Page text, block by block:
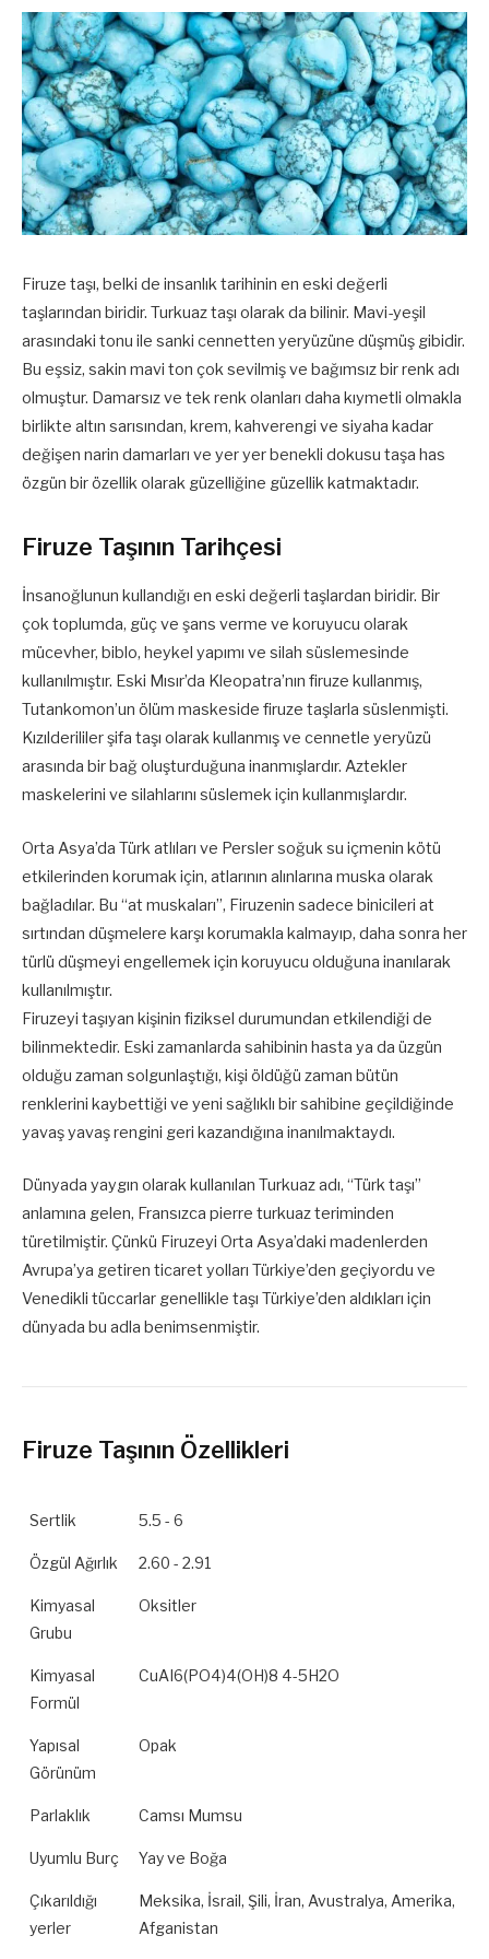
Firuze taşı, belki de insanlık tarihinin en eski değerli
taşlarından biridir. Turkuaz taşı olarak da bilinir. Mavi-yeşil
arasındaki tonu ile sanki cennetten yeryüzüne düşmüş gibidir.
Bu eşsiz, sakin mavi ton çok sevilmiş ve bağımsız bir renk adı
olmuştur. Damarsız ve tek renk olanları daha kıymetli olmakla
birlikte altın sarısından, krem, kahverengi ve siyaha kadar
değişen narin damarları ve yer yer benekli dokusu taşa has
özgün bir özellik olarak güzelliğine güzellik katmaktadır.
Firuze Taşının Tarihçesi
İnsanoğlunun kullandığı en eski değerli taşlardan biridir. Bir
çok toplumda, güç ve şans verme ve koruyucu olarak
mücevher, biblo, heykel yapımı ve silah süslemesinde
kullanılmıştır. Eski Mısır’da Kleopatra’nın firuze kullanmış,
Tutankomon’un ölüm maskeside firuze taşlarla süslenmişti.
Kızılderililer şifa taşı olarak kullanmış ve cennetle yeryüzü
arasında bir bağ oluşturduğuna inanmışlardır. Aztekler
maskelerini ve silahlarını süslemek için kullanmışlardır.
Orta Asya’da Türk atlıları ve Persler soğuk su içmenin kötü
etkilerinden korumak için, atlarının alınlarına muska olarak
bağladılar. Bu “at muskaları”, Firuzenin sadece binicileri at
sırtından düşmelere karşı korumakla kalmayıp, daha sonra her
türlü düşmeyi engellemek için koruyucu olduğuna inanılarak
kullanılmıştır.
Firuzeyi taşıyan kişinin fiziksel durumundan etkilendiği de
bilinmektedir. Eski zamanlarda sahibinin hasta ya da üzgün
olduğu zaman solgunlaştığı, kişi öldüğü zaman bütün
renklerini kaybettiği ve yeni sağlıklı bir sahibine geçildiğinde
yavaş yavaş rengini geri kazandığına inanılmaktaydı.
Dünyada yaygın olarak kullanılan Turkuaz adı, “Türk taşı”
anlamına gelen, Fransızca pierre turkuaz teriminden
türetilmiştir. Çünkü Firuzeyi Orta Asya’daki madenlerden
Avrupa’ya getiren ticaret yolları Türkiye’den geçiyordu ve
Venedikli tüccarlar genellikle taşı Türkiye’den aldıkları için
dünyada bu adla benimsenmiştir.
Firuze Taşının Özellikleri
Sertlik 5.5 - 6
Özgül Ağırlık 2.60 - 2.91
Kimyasal
Grubu
Oksitler
Kimyasal
Formül
CuAI6(PO4)4(OH)8 4-5H2O
Yapısal
Görünüm
Opak
Parlaklık Camsı Mumsu
Uyumlu Burç Yay ve Boğa
Çıkarıldığı
yerler
Meksika, İsrail, Şili, İran, Avustralya, Amerika,
Afganistan